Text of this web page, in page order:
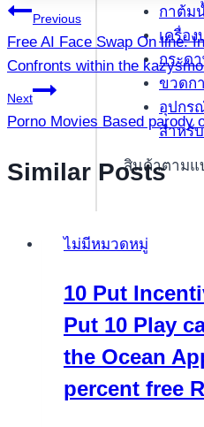
กาต้ม
เครื่อ
กระด
ขวดก
อุปกร
สำหรั
สินค้าตามแ
แนะแนว
เรื่อง
Previous
Free AI Face Swap On line:
Confronts within the
Next
Porno Movies Based parody
Similar Posts
ไม่มีหมวดหมู่
10 Put
Put 10 Play
the Ocean
percent free